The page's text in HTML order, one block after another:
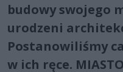
budowy swojego
urodzeni
Postanowiliśmy
w ich ręce.